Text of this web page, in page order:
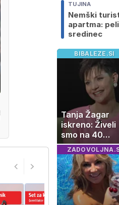
TUJINA
Nemški
apartma:
sredinec
BIBALEZE.SI
Tanja Žagar
iskreno: Živeli
smo na 40
kvadratih, a
imela sem vse,
kar otrok
potrebuje